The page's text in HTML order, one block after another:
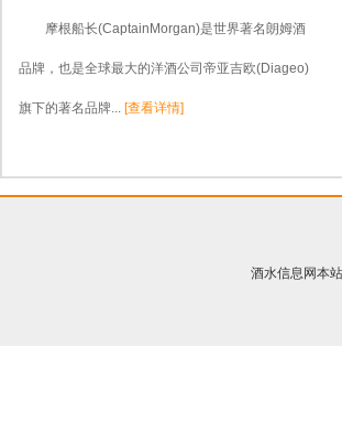
摩根船长(CaptainMorgan)是世界著名朗姆酒
品牌，也是全球最大的洋酒公司帝亚吉欧(Diageo)
旗下的著名品牌... [查看详情]
酒水信息网本